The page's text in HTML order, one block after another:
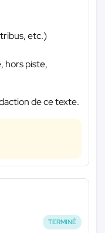
etc.)
hors piste,
de ce texte.
TERMINÉ